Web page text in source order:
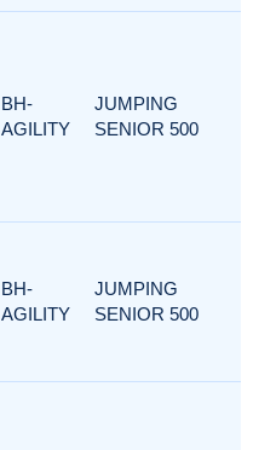
BH-
AGILITY
JUMPING
SENIOR 500
BH-
AGILITY
JUMPING
SENIOR 500